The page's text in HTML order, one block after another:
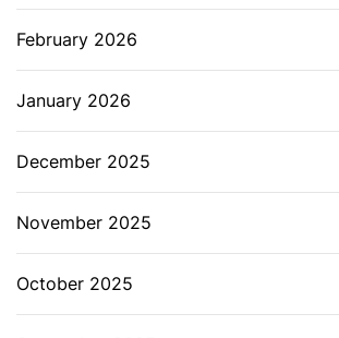
February 2026
January 2026
December 2025
November 2025
October 2025